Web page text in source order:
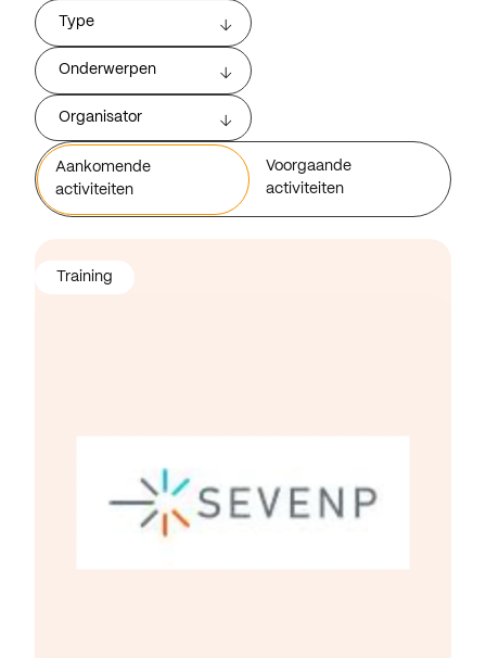
Type
Onderwerpen
Organisator
Aankomende
activiteiten
Voorgaande
activiteiten
Training